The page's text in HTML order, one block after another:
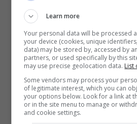
POSSIBILE RISULTATO: 1-2
BONUS SPORTBET:
Bonus 50€ SENZA
rimborso
Bonus 50€ senza deposito
Learn more
Your personal data will be processed
your device (cookies, unique
data) may be stored by, accessed by
partners, or used specifically by this
may use precise geolocation data. List
Some vendors may process your
of legitimate interest, which you can
your options below. Look for a link at
or in the site menu to manage or
and cookie settings.